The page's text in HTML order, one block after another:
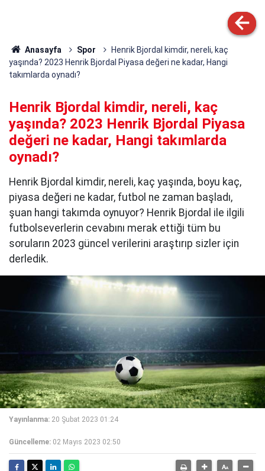
Anasayfa Spor
Henrik Bjordal kimdir, nereli, kaç
yaşında? 2023 Henrik Bjordal Piyasa değeri ne kadar, Hangi
takımlarda oynadı?
Henrik Bjordal kimdir, nereli, kaç
yaşında? 2023 Henrik Bjordal Piyasa
değeri ne kadar, Hangi takımlarda
oynadı?
Henrik Bjordal kimdir, nereli, kaç yaşında, boyu kaç,
piyasa değeri ne kadar, futbol ne zaman başladı,
şuan hangi takımda oynuyor? Henrik Bjordal ile ilgili
futbolseverlerin cevabını merak ettiği tüm bu
soruların 2023 güncel verilerini araştırıp sizler için
derledik.
Yayınlanma: 20 Şubat 2023 01:24
Güncelleme: 02 Mayıs 2023 02:50